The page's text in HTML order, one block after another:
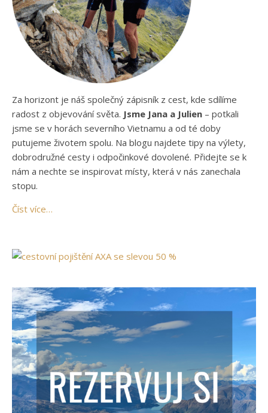
Za horizont je náš společný zápisník z cest, kde sdílíme
radost z objevování světa. Jsme Jana a Julien – potkali
jsme se v horách severního Vietnamu a od té doby
putujeme životem spolu. Na blogu najdete tipy na výlety,
dobrodružné cesty i odpočinkové dovolené. Přidejte se k
nám a nechte se inspirovat místy, která v nás zanechala
stopu.
Číst více…